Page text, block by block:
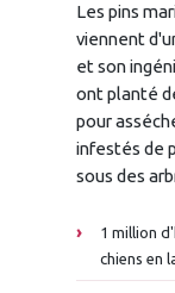
Les pins
viennent
et son
ont planté
pour
infestés de
sous des
1 million
chiens en